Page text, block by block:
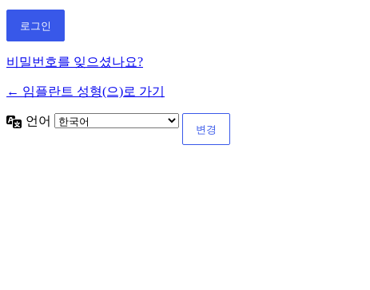
비밀번호를 잊으셨나요?
← 임플란트 성형(으)로 가기
언어